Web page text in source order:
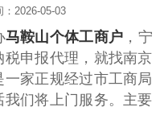
：2026-05-03
马鞍山个体工商户 ，宁
申报代理，就找南京
家正规经过市工商局
们将上门服务。主要